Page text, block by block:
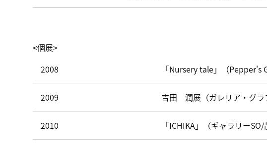
<個展>
2008
「Nursery tale」（Pepper's
2009 吉田 潤展（ガレリア・グラ
2010 「ICHIKA」（ギャラリーSO/